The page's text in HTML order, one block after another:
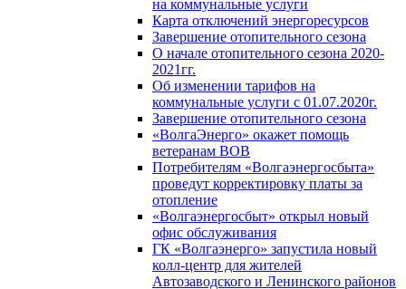
на коммунальные услуги
Карта отключений энергоресурсов
Завершение отопительного сезона
О начале отопительного сезона 2020-
2021гг.
Об изменении тарифов на
коммунальные услуги с 01.07.2020г.
Завершение отопительного сезона
«ВолгаЭнерго» окажет помощь
ветеранам ВОВ
Потребителям «Волгаэнергосбыта»
проведут корректировку платы за
отопление
«Волгаэнергосбыт» открыл новый
офис обслуживания
ГК «Волгаэнерго» запустила новый
колл-центр для жителей
Автозаводского и Ленинского районов